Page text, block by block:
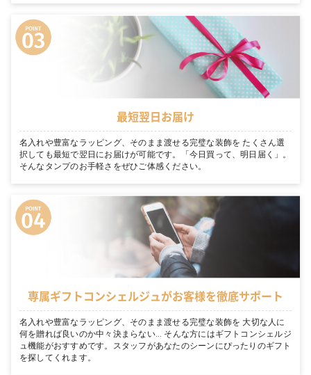
最短翌日お届け
名入れや豊富なラッピング、そのまま渡せる完璧な装飾を たくさん選
択しても最短で翌日にお届けが可能です。「今日買って、明日届く」。
そんなタンプのお手軽さをぜひご体感ください。
専属ギフトコンシェルジュがお客様を徹底サポート
名入れや豊富なラッピング、そのまま渡せる完璧な装飾を 大切な人に
何を贈れば良いのか中々決まらない… そんな方にはギフトコンシェルジ
ュ機能がおすすめです。スタッフがあなたのシーンにぴったりのギフト
を探してくれます。